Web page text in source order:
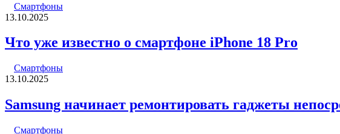
Смартфоны
13.10.2025
Что уже известно о смартфоне iPhone 18 Pro
Смартфоны
13.10.2025
Samsung начинает ремонтировать гаджеты
Смартфоны